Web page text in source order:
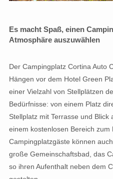
Es macht Spaß, einen
Atmosphäre auszuwählen
Der Campingplatz Cortina Auto
Hängen vor dem Hotel Green
einer Vielzahl von Stellplätzen
Bedürfnisse: von einem Platz
Stellplatz mit Terrasse und
einem kostenlosen Bereich zum
Campingplatzgäste können
große Gemeinschaftsbad, das
so ihren Aufenthalt neben dem